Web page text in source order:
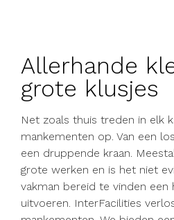
Allerhande
grote klusjes
Net zoals thuis treden in elk
mankementen op. Van een
een druppende kraan.
grote werken en is het niet
vakman bereid te vinden een
uitvoeren. InterFacilities